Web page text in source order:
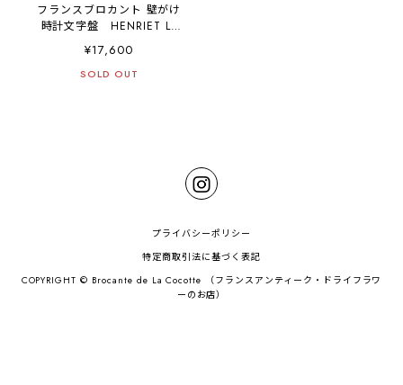
フランスブロカント 壁がけ
時計文字盤 HENRIET Le
¥17,600
SOLD OUT
プライバシーポリシー
特定商取引法に基づく表記
COPYRIGHT © Brocante de La Cocotte （フランスアンティーク・ドライフラワ
ーのお店）